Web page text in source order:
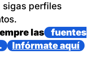
sigas perfiles
las
fuentes
Infórmate aquí